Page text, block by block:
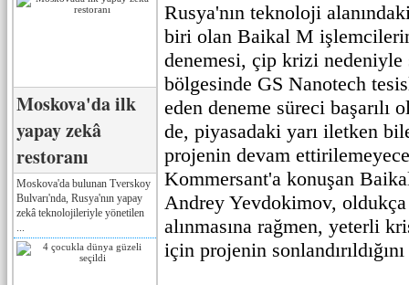
Moskova'da ilk
yapay zekâ
restoranı
Moskova'da bulunan Tverskoy
Bulvarı'nda, Rusya'nın yapay
zekâ teknolojileriyle yönetilen
Rusya'nın teknoloji
biri olan Baikal M
denemesi, çip krizi
bölgesinde GS Nanotech
eden deneme süreci başarılı
de, piyasadaki yarı iletken
projenin devam
Kommersant'a konuşan
Andrey Yevdokimov,
alınmasına rağmen, yeterli
için projenin